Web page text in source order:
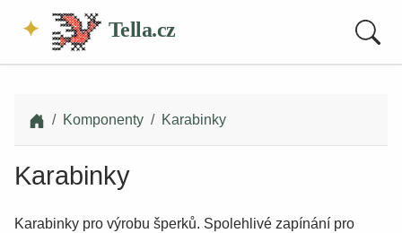
Tella.cz
Komponenty Karabinky
Karabinky
Karabinky pro výrobu šperků. Spolehlivé zapínání pro